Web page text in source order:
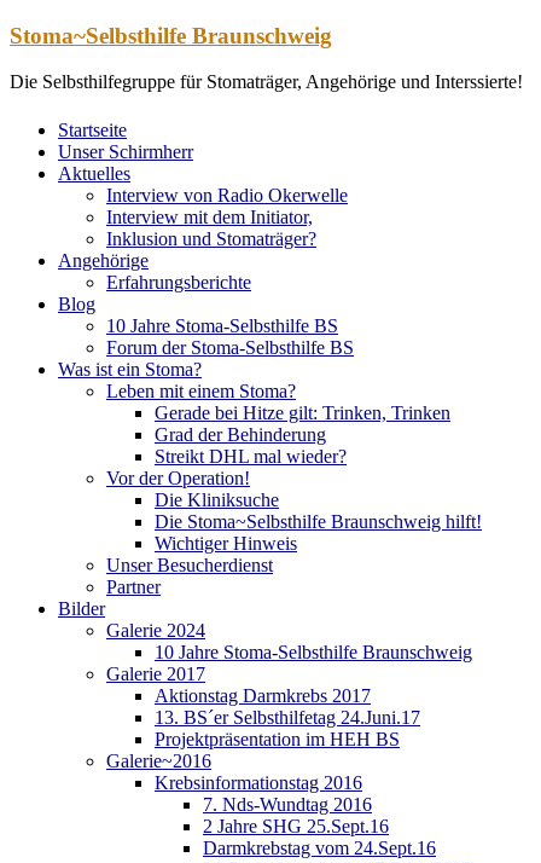
Zum
springen
Stoma~Selbsthilfe Braunschweig
Die Selbsthilfegruppe für Stomaträger, Angehörige und Interssierte!
Startseite
Unser Schirmherr
Aktuelles
Interview von Radio Okerwelle
Interview mit dem Initiator,
Inklusion und Stomaträger?
Angehörige
Erfahrungsberichte
Blog
10 Jahre Stoma-Selbsthilfe BS
Forum der Stoma-Selbsthilfe BS
Was ist ein Stoma?
Leben mit einem Stoma?
Gerade bei Hitze gilt: Trinken, Trinken
Grad der Behinderung
Streikt DHL mal wieder?
Vor der Operation!
Die Kliniksuche
Die Stoma~Selbsthilfe Braunschweig hilft!
Wichtiger Hinweis
Unser Besucherdienst
Partner
Bilder
Galerie 2024
10 Jahre Stoma-Selbsthilfe Braunschweig
Galerie 2017
Aktionstag Darmkrebs 2017
13. BS´er Selbsthilfetag 24.Juni.17
Projektpräsentation im HEH BS
Galerie~2016
Krebsinformationstag 2016
7. Nds-Wundtag 2016
2 Jahre SHG 25.Sept.16
Darmkrebstag vom 24.Sept.16